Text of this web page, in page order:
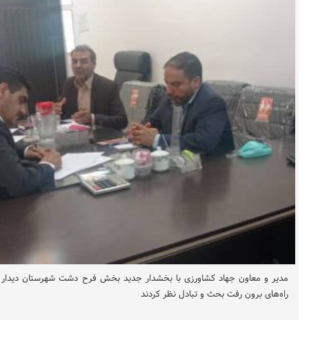
مدیر و معاون جهاد کشاورزی با بخشدار جدید بخش فرح دشت شهرستان
راه‌های برون رفت بحث و تبادل نظر کردند